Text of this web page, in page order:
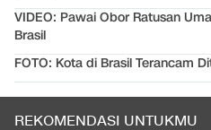
VIDEO: Pawai Obor Ratusan
Brasil
FOTO: Kota di Brasil Terancam
REKOMENDASI UNTUKMU